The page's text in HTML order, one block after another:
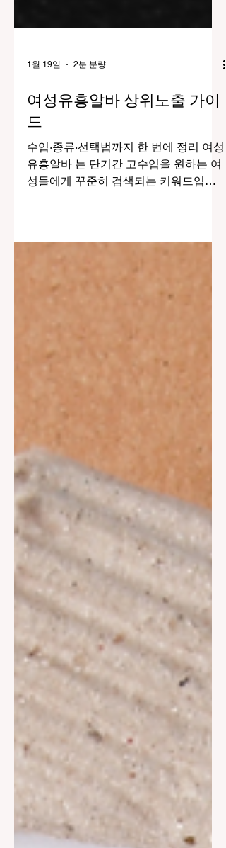
1월 19일
여성유흥알바 상위노출 가이
드
로 상위노출을 노리기 위해서는 단순한
홍보성 글이 아닌, 여성유흥알바 정보 신
뢰도와 검색 의도를 정확히 충족하는 콘
에서는 여성 유흥알바란 무엇인지 , 종류
와 수입 구조 , 선택 시 주의사항 까지 체
계적으로 정리해, 구글과 네이버 모두에
노출될 수 있는 구조로 작성했습니다. 여
바란 주로 야간 시간대에 운영되는 유흥
등의 업무를 수행하는 아르바이트를 의
미합니다.일반 서비스직 알바와 비교했
을 때 근무 시간이 짧고 수입이 높은 편
이라는 점에서 많은 관심을 받고 있습니
다. 여성 유흥알바의 대표적인 특징은 다
음과 같습니다. 야간 근무 위주 접객 및
대화 중심 업종별 수입 차이 큼 단기·전
업 모두 가